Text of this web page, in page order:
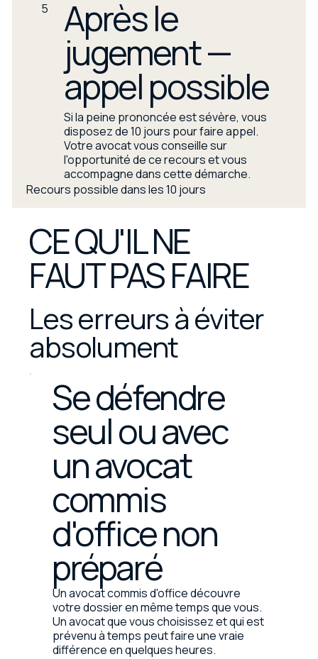
5
Après le
jugement —
appel possible
Si la peine prononcée est sévère, vous
disposez de 10 jours pour faire appel.
Votre avocat vous conseille sur
l'opportunité de ce recours et vous
accompagne dans cette démarche.
Recours possible dans les 10 jours
CE QU'IL NE
FAUT PAS FAIRE
Les erreurs à éviter
absolument
Se défendre
seul ou avec
un avocat
commis
d'office non
préparé
Un avocat commis d'office découvre
votre dossier en même temps que vous.
Un avocat que vous choisissez et qui est
prévenu à temps peut faire une vraie
différence en quelques heures.